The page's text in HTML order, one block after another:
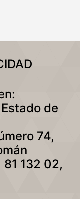
de
74,
132 02,